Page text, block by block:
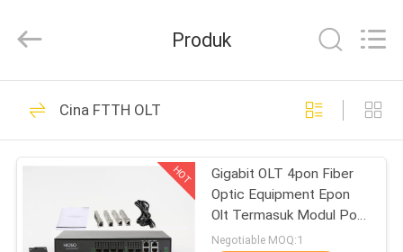
RUMAH
PRODUK
Copyright
2024
Developed
EPON OLT
47
Produk
Cina FTTH OLT
HOT
Gigabit OLT 4pon Fiber
Optic Equipment Epon
Olt Termasuk Modul Pon
4sfp
Negotiable MOQ:1